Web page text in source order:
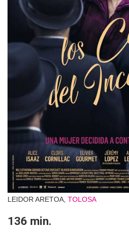
LEIDOR ARETOA, TOLOSA
136 min.